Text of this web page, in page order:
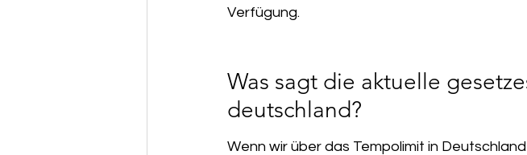
Verfügung.
Was sagt die aktuelle
deutschland?
Wenn wir über das Tempolimit in